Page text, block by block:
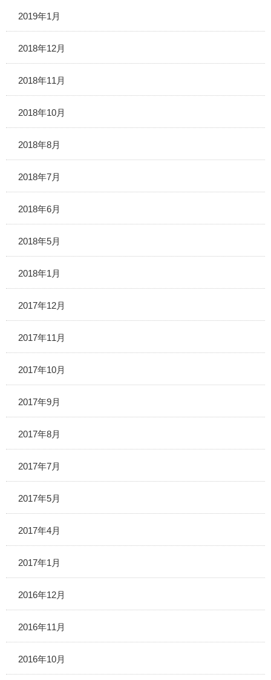
2019年1月
2018年12月
2018年11月
2018年10月
2018年8月
2018年7月
2018年6月
2018年5月
2018年1月
2017年12月
2017年11月
2017年10月
2017年9月
2017年8月
2017年7月
2017年5月
2017年4月
2017年1月
2016年12月
2016年11月
2016年10月